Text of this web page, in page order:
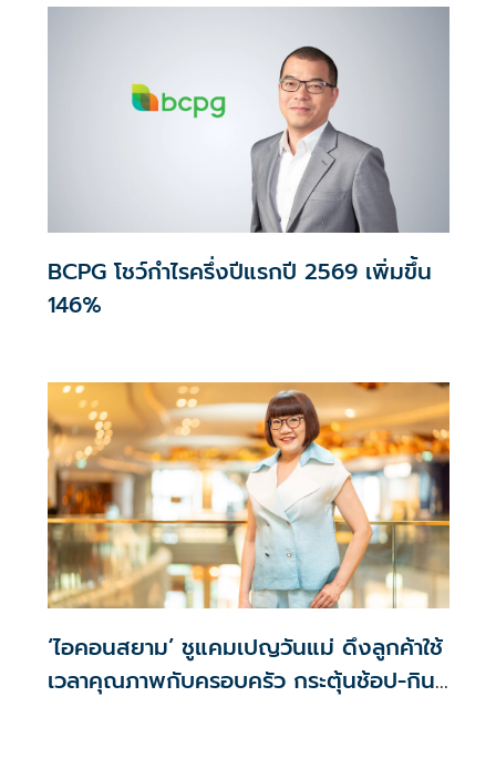
BCPG โชว์กำไรครึ่งปีแรกปี 2569 เพิ่มขึ้น
146%
‘ไอคอนสยาม’ ชูแคมเปญวันแม่ ดึงลูกค้าใช้
เวลาคุณภาพกับครอบครัว กระตุ้นช้อป-กิน-